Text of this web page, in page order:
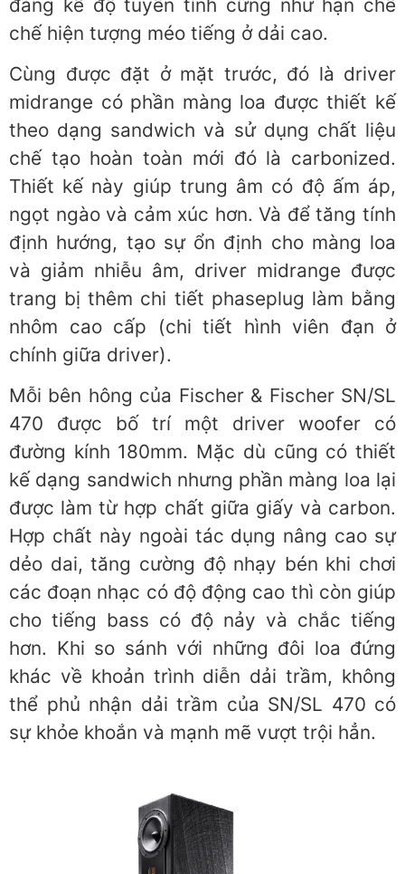
đáng kể độ tuyến tính cững như hạn chế
chế hiện tượng méo tiếng ở dải cao.
Cùng được đặt ở mặt trước, đó là driver
midrange có phần màng loa được thiết kế
theo dạng sandwich và sử dụng chất liệu
chế tạo hoàn toàn mới đó là carbonized.
Thiết kế này giúp trung âm có độ ấm áp,
ngọt ngào và cảm xúc hơn. Và để tăng tính
định hướng, tạo sự ổn định cho màng loa
và giảm nhiễu âm, driver midrange được
trang bị thêm chi tiết phaseplug làm bằng
nhôm cao cấp (chi tiết hình viên đạn ở
chính giữa driver).
Mỗi bên hông của Fischer & Fischer SN/SL
470 được bố trí một driver woofer có
đường kính 180mm. Mặc dù cũng có thiết
kế dạng sandwich nhưng phần màng loa lại
được làm từ hợp chất giữa giấy và carbon.
Hợp chất này ngoài tác dụng nâng cao sự
dẻo dai, tăng cường độ nhạy bén khi chơi
các đoạn nhạc có độ động cao thì còn giúp
cho tiếng bass có độ nảy và chắc tiếng
hơn. Khi so sánh với những đôi loa đứng
khác về khoản trình diễn dải trầm, không
thể phủ nhận dải trầm của SN/SL 470 có
sự khỏe khoắn và mạnh mẽ vượt trội hẳn.